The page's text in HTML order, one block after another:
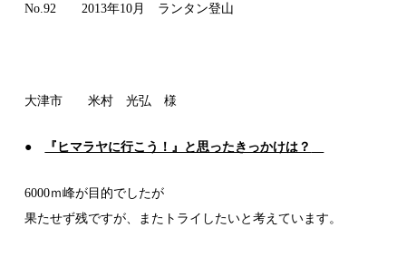
No.92 2013年10月 ランタン登山
大津市 米村 光弘 様
● 『ヒマラヤに行こう！』と思ったきっかけは？
6000ｍ峰が目的でしたが
果たせず残ですが、またトライしたいと考えています。